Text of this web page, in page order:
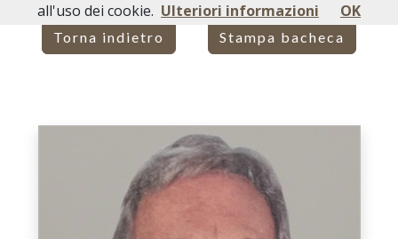
Torna indietro Stampa bacheca
all'uso dei cookie. Ulteriori informazioni OK